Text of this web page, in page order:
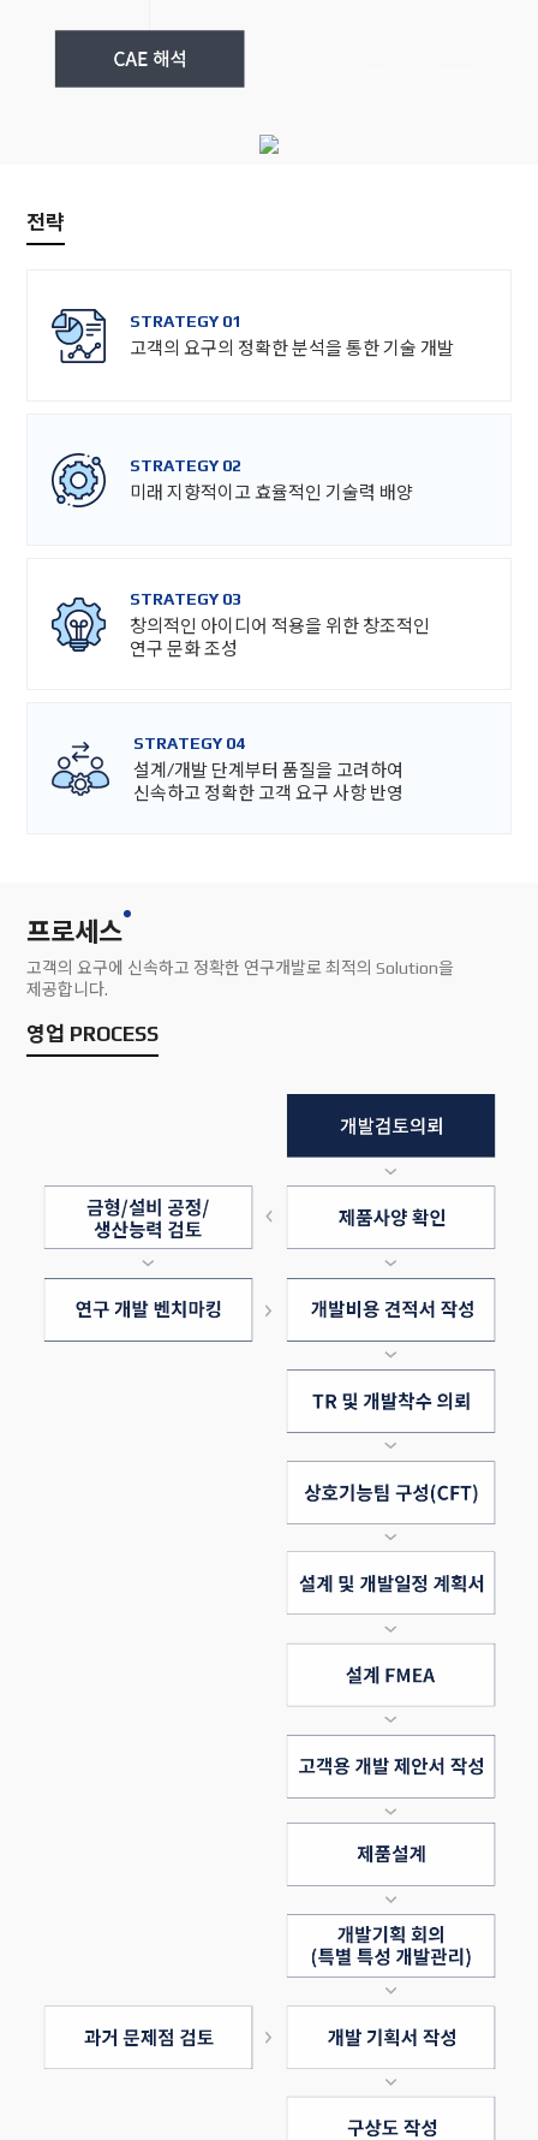
전략
STRATEGY 01
고객의 요구의 정확한 분석을 통한 기술 개발
STRATEGY 02
미래 지향적이고 효율적인 기술력 배양
STRATEGY 03
창의적인 아이디어 적용을 위한 창조적인
연구 문화 조성
STRATEGY 04
설계/개발 단계부터 품질을 고려하여
신속하고 정확한 고객 요구 사항 반영
프로세스
고객의 요구에 신속하고 정확한 연구개발로 최적의 Solution을
제공합니다.
영업 PROCESS